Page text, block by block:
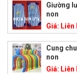
Giường
non
Giá: Liên
Cung
non
Giá: Liên